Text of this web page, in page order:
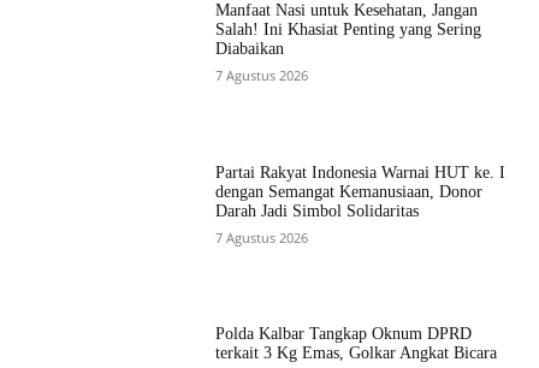
Manfaat Nasi untuk Kesehatan, Jangan
Salah! Ini Khasiat Penting yang Sering
Diabaikan
7 Agustus 2026
Partai Rakyat Indonesia Warnai HUT ke. I
dengan Semangat Kemanusiaan, Donor
Darah Jadi Simbol Solidaritas
7 Agustus 2026
Polda Kalbar Tangkap Oknum DPRD
terkait 3 Kg Emas, Golkar Angkat Bicara